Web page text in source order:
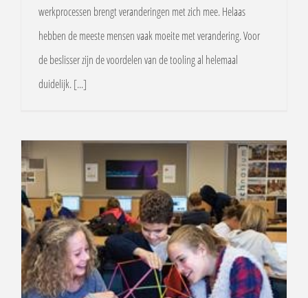
werkprocessen brengt veranderingen met zich mee. Helaas
hebben de meeste mensen vaak moeite met verandering. Voor
de beslisser zijn de voordelen van de tooling al helemaal
duidelijk. [...]